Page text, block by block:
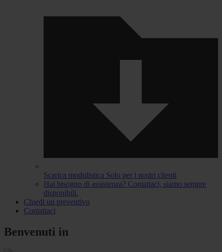
Scarica modulistica Solo per i nostri clienti
Hai bisogno di assistenza? Contattaci, siamo sempre
disponibili.
Chiedi un preventivo
Contattaci
Benvenuti in